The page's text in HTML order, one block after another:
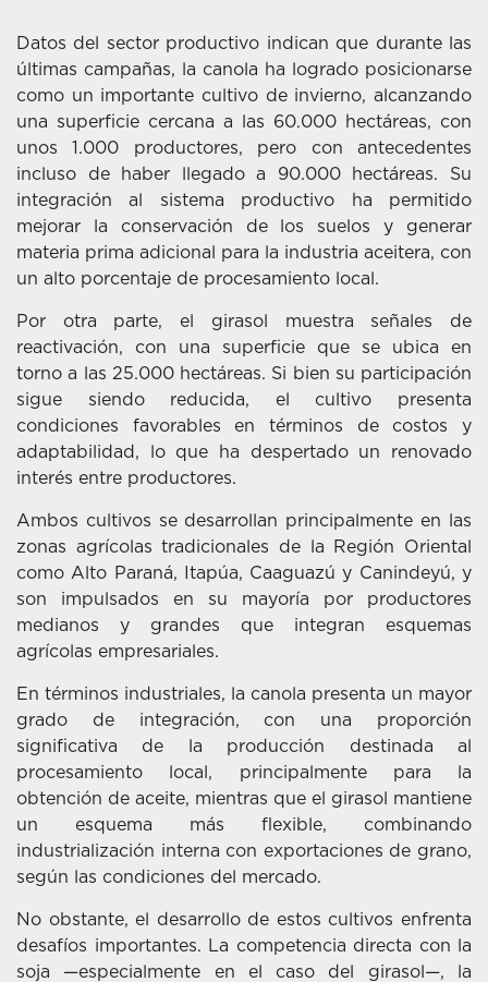
Datos del sector productivo indican que durante las
últimas campañas, la canola ha logrado posicionarse
como un importante cultivo de invierno, alcanzando
una superficie cercana a las 60.000 hectáreas, con
unos 1.000 productores, pero con antecedentes
incluso de haber llegado a 90.000 hectáreas. Su
integración al sistema productivo ha permitido
mejorar la conservación de los suelos y generar
materia prima adicional para la industria aceitera, con
un alto porcentaje de procesamiento local.
Por otra parte, el girasol muestra señales de
reactivación, con una superficie que se ubica en
torno a las 25.000 hectáreas. Si bien su participación
sigue siendo reducida, el cultivo presenta
condiciones favorables en términos de costos y
adaptabilidad, lo que ha despertado un renovado
interés entre productores.
Ambos cultivos se desarrollan principalmente en las
zonas agrícolas tradicionales de la Región Oriental
como Alto Paraná, Itapúa, Caaguazú y Canindeyú, y
son impulsados en su mayoría por productores
medianos y grandes que integran esquemas
agrícolas empresariales.
En términos industriales, la canola presenta un mayor
grado de integración, con una proporción
significativa de la producción destinada al
procesamiento local, principalmente para la
obtención de aceite, mientras que el girasol mantiene
un esquema más flexible, combinando
industrialización interna con exportaciones de grano,
según las condiciones del mercado.
No obstante, el desarrollo de estos cultivos enfrenta
desafíos importantes. La competencia directa con la
soja —especialmente en el caso del girasol—, la